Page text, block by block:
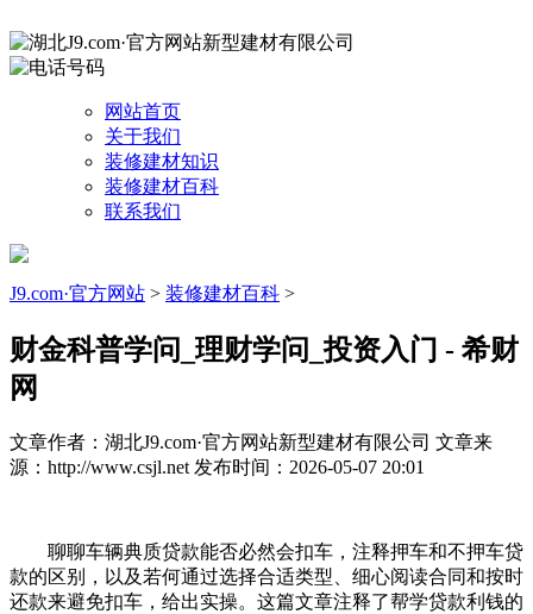
网站首页
关于我们
装修建材知识
装修建材百科
联系我们
J9.com·官方网站 > 装修建材百科 >
财金科普学问_理财学问_投资入门 - 希财
网
文章作者：湖北J9.com·官方网站新型建材有限公司 文章来
源：http://www.csjl.net 发布时间：2026-05-07 20:01
聊聊车辆典质贷款能否必然会扣车，注释押车和不押车贷
款的区别，以及若何通过选择合适类型、细心阅读合同和按时
还款来避免扣车，给出实操。这篇文章注释了帮学贷款利钱的